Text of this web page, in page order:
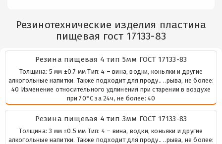
Резинотехнические изделия пластина
пищевая гост 17133-83
Резина пищевая 4 тип 5мм ГОСТ 17133-83
Толщина: 5 мм ±0.7 мм Тип: 4 – вина, водки, коньяки и другие
алкогольные напитки. Также подходит для проду.. ..рыва, не более:
40 Изменение относительного удлинения при старении в воздухе
при 70°С за 24ч, не более: 40
Резина пищевая 4 тип 3мм ГОСТ 17133-83
Толщина: 3 мм ±0.5 мм Тип: 4 – вина, водки, коньяки и другие
алкогольные напитки. Также подходит для проду.. ..рыва, не более: